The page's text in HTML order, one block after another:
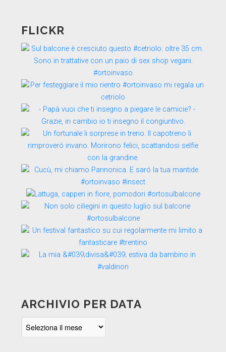
FLICKR
ARCHIVIO PER DATA